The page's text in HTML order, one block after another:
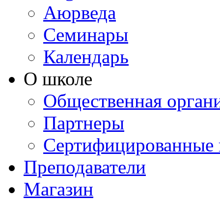
Аюрведа
Семинары
Календарь
О школе
Общественная
Партнеры
Сертифицированные
Преподаватели
Магазин